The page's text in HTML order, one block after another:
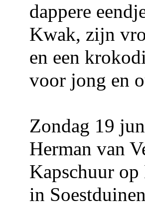
dappere
Kwak, zijn
en een
voor jong en
Zondag 19
Herman van
Kapschuur
in